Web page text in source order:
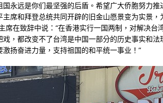
永远是你们最坚强的后盾。希望广大侨胞努力推
席和拜登总统共同开辟的旧金山愿景变为实景，
在致辞中说：“在香港实行一国两制，对解决台
，都改变不了台湾是中国一部分的历史事实和法
扬奋进力量，支持祖国的和平统一事业！”